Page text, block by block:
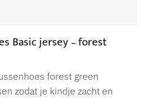
Basic jersey – forest
forest green
zodat je kindje zacht en